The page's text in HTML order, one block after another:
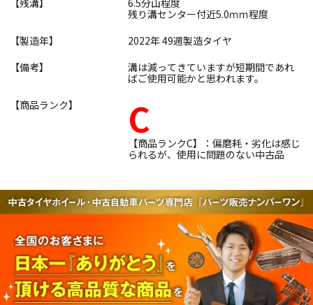
残り溝センター付近5.0ｍｍ程度
【製造年】
2022年 49週製造タイヤ
【備考】
溝は減ってきていますが短期間であれ
ばご使用可能かと思われます。
【商品ランク】
C
【商品ランクC】：偏磨耗・劣化は感じ
られるが、使用に問題のない中古品